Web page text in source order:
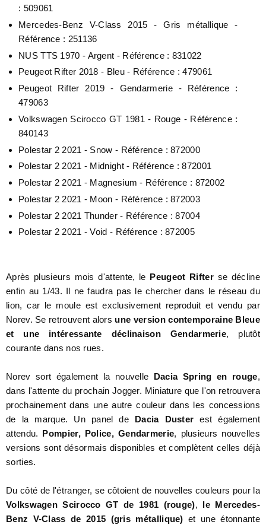
: 509061
Mercedes-Benz V-Class 2015 - Gris métallique -
Référence : 251136
NUS TTS 1970 - Argent - Référence : 831022
Peugeot Rifter 2018 - Bleu - Référence : 479061
Peugeot Rifter 2019 - Gendarmerie - Référence :
479063
Volkswagen Scirocco GT 1981 - Rouge - Référence :
840143
Polestar 2 2021 - Snow - Référence : 872000
Polestar 2 2021 - Midnight - Référence : 872001
Polestar 2 2021 - Magnesium - Référence : 872002
Polestar 2 2021 - Moon - Référence : 872003
Polestar 2 2021 Thunder - Référence : 87004
Polestar 2 2021 - Void - Référence : 872005
Après plusieurs mois d'attente, le Peugeot Rifterse décline
enfin au 1/43. Il ne faudra pas le chercher dans le réseau du
lion, car le moule est exclusivement reproduit et vendu par
Norev. Se retrouvent alors une version contemporaine Bleue
et une intéressante déclinaison Gendarmerie, plutôt
courante dans nos rues.
Norev sort également la nouvelle Dacia Spring en rouge,
dans l'attente du prochain Jogger. Miniature que l'on retrouvera
prochainement dans une autre couleur dans les concessions
de la marque. Un panel de Dacia Duster est également
attendu. Pompier, Police, Gendarmerie, plusieurs nouvelles
versions sont désormais disponibles et complètent celles déjà
sorties.
Du côté de l'étranger, se côtoient de nouvelles couleurs pour la
Volkswagen Scirocco GT de 1981 (rouge), le Mercedes-
Benz V-Class de 2015 (gris métallique) et une étonnante